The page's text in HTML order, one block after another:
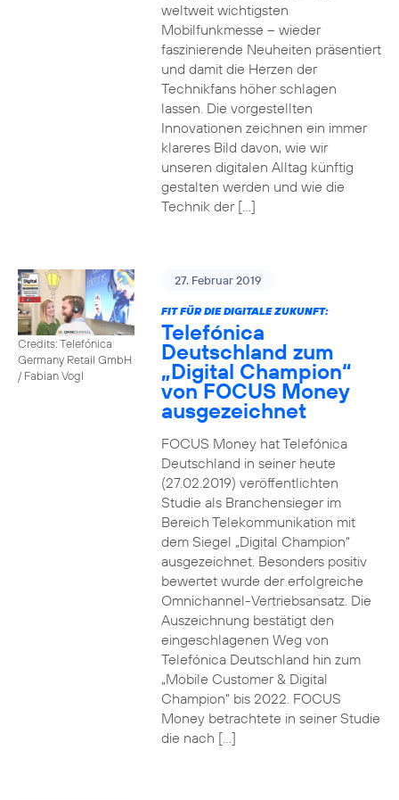
weltweit wichtigsten
Mobilfunkmesse – wieder
faszinierende Neuheiten präsentiert
und damit die Herzen der
Technikfans höher schlagen
lassen. Die vorgestellten
Innovationen zeichnen ein immer
klareres Bild davon, wie wir
unseren digitalen Alltag künftig
gestalten werden und wie die
Technik der […]
Credits: Telefónica
Germany Retail GmbH
/ Fabian Vogl
27. Februar 2019
FIT FÜR DIE DIGITALE ZUKUNFT:
Telefónica
Deutschland zum
„Digital Champion“
von FOCUS Money
ausgezeichnet
FOCUS Money hat Telefónica
Deutschland in seiner heute
(27.02.2019) veröffentlichten
Studie als Branchensieger im
Bereich Telekommunikation mit
dem Siegel „Digital Champion“
ausgezeichnet. Besonders positiv
bewertet wurde der erfolgreiche
Omnichannel-Vertriebsansatz. Die
Auszeichnung bestätigt den
eingeschlagenen Weg von
Telefónica Deutschland hin zum
„Mobile Customer & Digital
Champion“ bis 2022. FOCUS
Money betrachtete in seiner Studie
die nach […]